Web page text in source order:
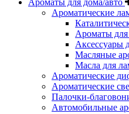
Ароматические
Ароматы
Аксессуары
Масляные
Масла для
Ароматические
Ароматические
Палочки-
Автомобильные